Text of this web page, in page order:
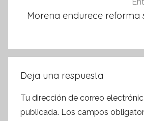
Morena endurece reforma
Deja una respuesta
Tu dirección de correo
publicada. Los campos